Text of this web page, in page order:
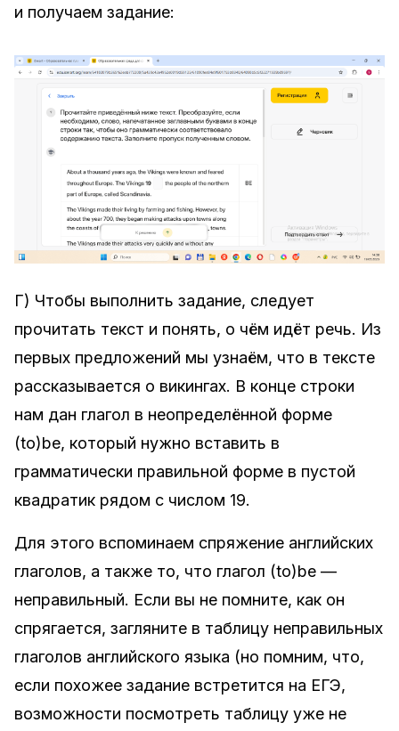
и получаем задание:
Г) Чтобы выполнить задание, следует
прочитать текст и понять, о чём идёт речь. Из
первых предложений мы узнаём, что в тексте
рассказывается о викингах. В конце строки
нам дан глагол в неопределённой форме
(to)be, который нужно вставить в
грамматически правильной форме в пустой
квадратик рядом с числом 19.
Для этого вспоминаем спряжение английских
глаголов, а также то, что глагол (to)be —
неправильный. Если вы не помните, как он
спрягается, загляните в таблицу неправильных
глаголов английского языка (но помним, что,
если похожее задание встретится на ЕГЭ,
возможности посмотреть таблицу уже не